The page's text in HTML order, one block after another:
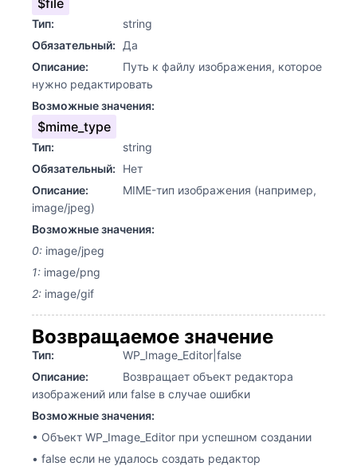
$file
Тип:
string
Обязательный:
Да
Описание:
Путь к файлу изображения, которое
нужно редактировать
Возможные значения:
$mime_type
Тип:
string
Обязательный:
Нет
Описание:
MIME-тип изображения (например,
image/jpeg)
Возможные значения:
0: image/jpeg
1: image/png
2: image/gif
Возвращаемое значение
Тип:
WP_Image_Editor|false
Описание:
Возвращает объект редактора
изображений или false в случае ошибки
Возможные значения:
• Объект WP_Image_Editor при успешном создании
• false если не удалось создать редактор